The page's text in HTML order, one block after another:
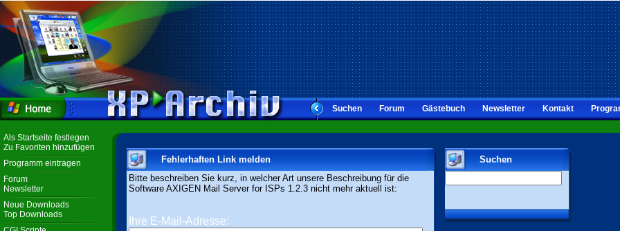
Suchen Forum Gästebuch Newsletter Kontakt
Als Startseite festlegen
Zu Favoriten hinzufügen
Programm eintragen
Forum
Newsletter
Neue Downloads
Top Downloads
Fehlerhaften Link melden
Bitte beschreiben Sie kurz, in welcher Art unsere Beschreibung für die
Software AXIGEN Mail Server for ISPs 1.2.3 nicht mehr aktuell ist:
Ihre E-Mail-Adresse:
Suchen